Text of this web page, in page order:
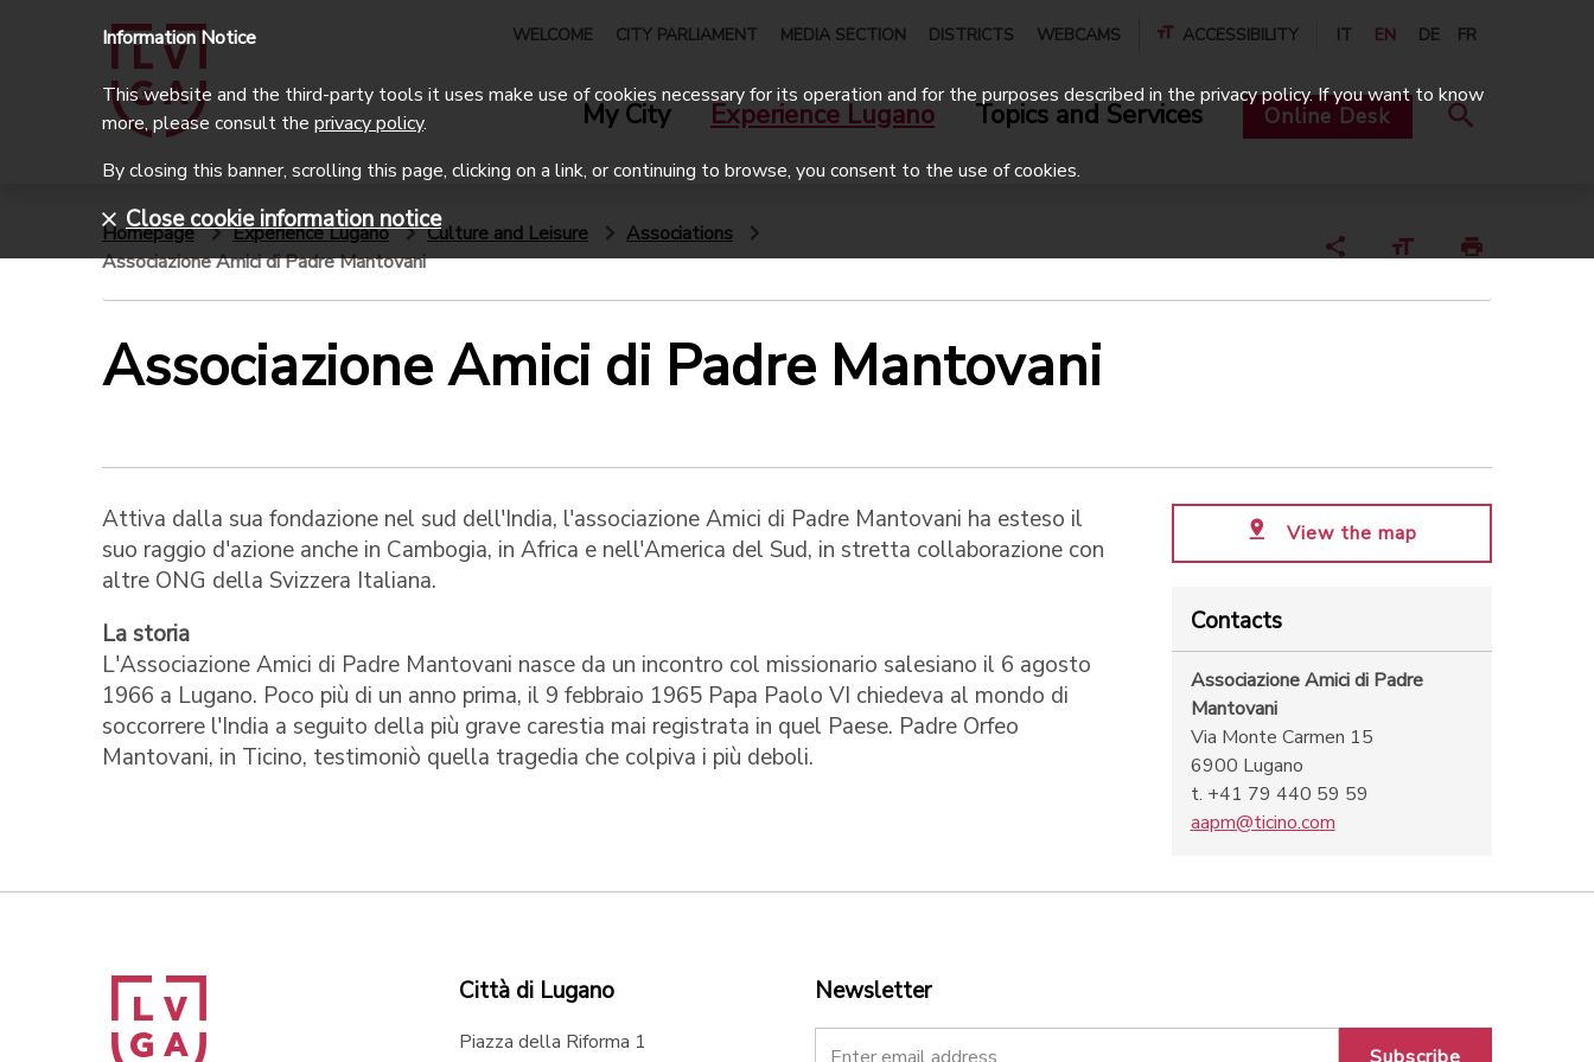
WELCOME CITY PARLIAMENT MEDIA SECTION DISTRICTS WEBCAMS ACCESSIBILITY IT EN DE FR
My City Experience Lugano Topics and Services Online Desk
Homepage Experience Lugano Culture and Leisure
Associations
Associazione Amici di Padre Mantovani
Associazione Amici di Padre Mantovani
Attiva dalla sua fondazione nel sud dell'India, l'associazione Amici di Padre Mantovani ha esteso il
suo raggio d'azione anche in Cambogia, in Africa e nell'America del Sud, in stretta collaborazione con
altre ONG della Svizzera Italiana.
La storia
L'Associazione Amici di Padre Mantovani nasce da un incontro col missionario salesiano il 6 agosto
1966 a Lugano. Poco più di un anno prima, il 9 febbraio 1965 Papa Paolo VI chiedeva al mondo di
soccorrere l'India a seguito della più grave carestia mai registrata in quel Paese. Padre Orfeo
Mantovani, in Ticino, testimoniò quella tragedia che colpiva i più deboli.
View the map
Contacts
Associazione Amici di Padre
Mantovani
Via Monte Carmen 15
6900 Lugano
t. +41 79 440 59 59
aapm@ticino.com
Città di Lugano
Piazza della Riforma 1
Newsletter
Information Notice
This website and the third-party tools it uses make use of cookies necessary for its operation and for the purposes described in the privacy policy. If you want to know
more, please consult the privacy policy.
By closing this banner, scrolling this page, clicking on a link, or continuing to browse, you consent to the use of cookies.
Close cookie information notice